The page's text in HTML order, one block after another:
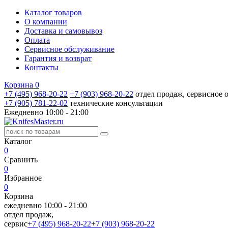
Каталог товаров
О компании
Доставка и самовывоз
Оплата
Сервисное обслуживание
Гарантия и возврат
Контакты
Корзина 0
+7 (495) 968-20-22 +7 (903) 968-20-22 отдел продаж, сервисное
+7 (905) 781‑22‑02 технические консультации
Ежедневно 10:00 - 21:00
Каталог
0
Сравнить
0
Избранное
0
Корзина
ежедневно 10:00 - 21:00
отдел продаж,
сервис+7 (495) 968-20-22+7 (903) 968-20-22